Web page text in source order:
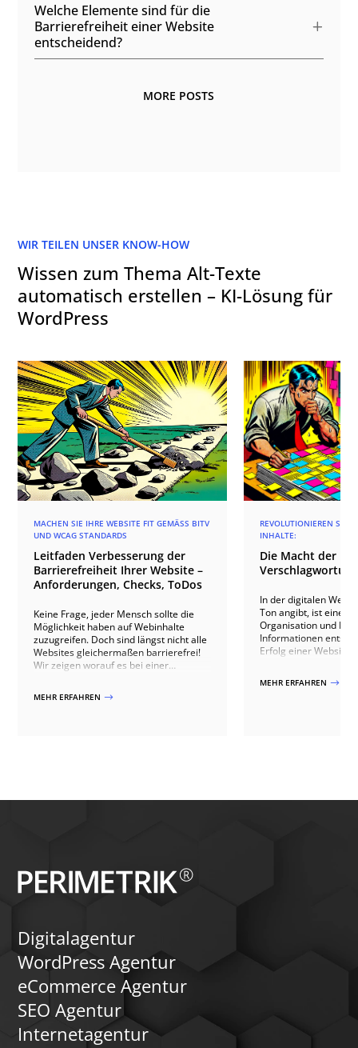
Welche Elemente sind für die
Barrierefreiheit einer Website
entscheidend?
MORE POSTS
WIR TEILEN UNSER KNOW-HOW
Wissen zum Thema Alt-Texte
automatisch erstellen – KI-Lösung für
WordPress
MACHEN SIE IHRE WEBSITE FIT GEMÄSS BITV U
ND WCAG STANDARDS
Leitfaden Verbesserung der
Barrierefreiheit Ihrer Website –
Anforderungen, Checks, ToDos
Keine Frage, jeder Mensch sollte die
Möglichkeit haben auf Webinhalte
zuzugreifen. Doch sind längst nicht alle
Websites gleichermaßen barrierefrei!
Wir zeigen worauf es bei einer
optimiert werden können.
MEHR ERFAHREN $
REVOLUTIONIEREN SIE
INHALTE:
Die Macht der
In der digitalen Welt,
Ton angibt, ist eine
Organisation und
Informationen
Erfolg einer Website.
Inhaltsverwaltung.
MEHR ERFAHREN $
Digitalagentur
WordPress Agentur
eCommerce Agentur
SEO Agentur
Internetagentur